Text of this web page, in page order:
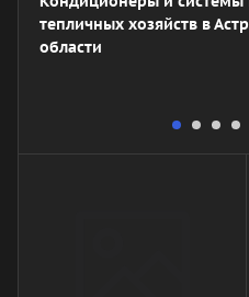
тепличных хозяйств в
области